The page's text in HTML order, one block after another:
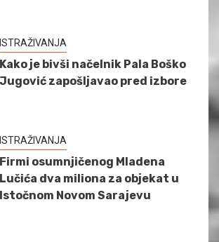
ISTRAŽIVANJA
Kako je bivši načelnik Pala Boško
Jugović zapošljavao pred izbore
ISTRAŽIVANJA
Firmi osumnjičenog Mladena
Lučića dva miliona za objekat u
Istočnom Novom Sarajevu